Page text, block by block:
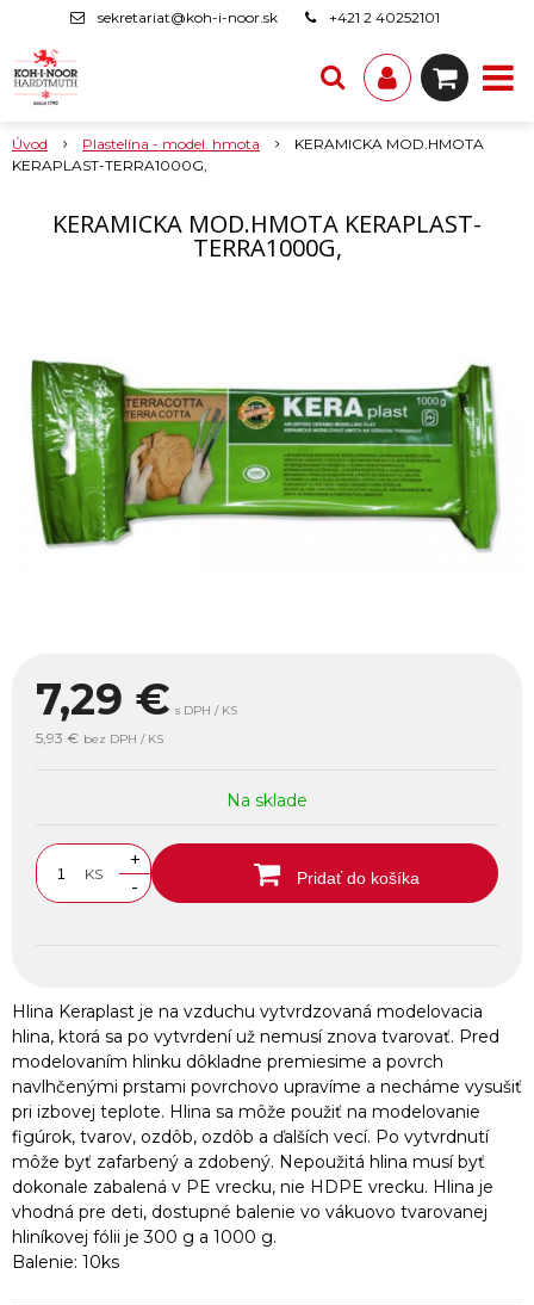
sekretariat@koh-i-noor.sk +421 2 40252101
Úvod Plastelína - model. hmota
KERAMICKA MOD.HMOTA
KERAPLAST-TERRA1000G,
KERAMICKA MOD.HMOTA KERAPLAST-
TERRA1000G,
7,29 € s DPH / KS
5,93 € bez DPH / KS
Na sklade
KS
+
-
Pridať do košíka
Hlina Keraplast je na vzduchu vytvrdzovaná modelovacia
hlina, ktorá sa po vytvrdení už nemusí znova tvarovať. Pred
modelovaním hlinku dôkladne premiesime a povrch
navlhčenými prstami povrchovo upravíme a necháme vysušiť
pri izbovej teplote. Hlina sa môže použiť na modelovanie
figúrok, tvarov, ozdôb, ozdôb a ďalších vecí. Po vytvrdnutí
môže byť zafarbený a zdobený. Nepoužitá hlina musí byť
dokonale zabalená v PE vrecku, nie HDPE vrecku. Hlina je
vhodná pre deti, dostupné balenie vo vákuovo tvarovanej
hliníkovej fólii je 300 g a 1000 g.
Balenie: 10ks